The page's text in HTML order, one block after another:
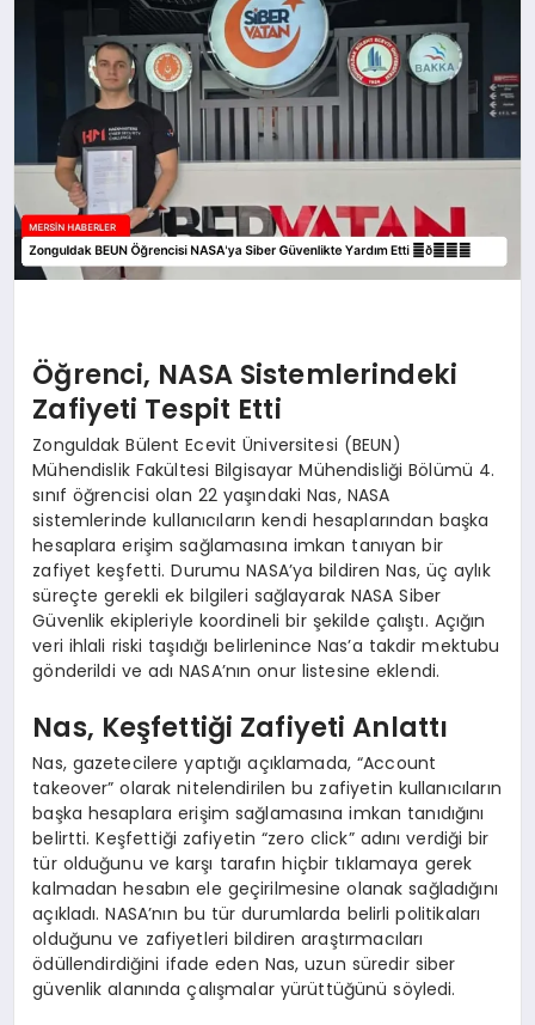
Öğrenci, NASA Sistemlerindeki
Zafiyeti Tespit Etti
Zonguldak Bülent Ecevit Üniversitesi (BEUN)
Mühendislik Fakültesi Bilgisayar Mühendisliği Bölümü 4.
sınıf öğrencisi olan 22 yaşındaki Nas, NASA
sistemlerinde kullanıcıların kendi hesaplarından başka
hesaplara erişim sağlamasına imkan tanıyan bir
zafiyet keşfetti. Durumu NASA’ya bildiren Nas, üç aylık
süreçte gerekli ek bilgileri sağlayarak NASA Siber
Güvenlik ekipleriyle koordineli bir şekilde çalıştı. Açığın
veri ihlali riski taşıdığı belirlenince Nas’a takdir mektubu
gönderildi ve adı NASA’nın onur listesine eklendi.
Nas, Keşfettiği Zafiyeti Anlattı
Nas, gazetecilere yaptığı açıklamada, “Account
takeover” olarak nitelendirilen bu zafiyetin kullanıcıların
başka hesaplara erişim sağlamasına imkan tanıdığını
belirtti. Keşfettiği zafiyetin “zero click” adını verdiği bir
tür olduğunu ve karşı tarafın hiçbir tıklamaya gerek
kalmadan hesabın ele geçirilmesine olanak sağladığını
açıkladı. NASA’nın bu tür durumlarda belirli politikaları
olduğunu ve zafiyetleri bildiren araştırmacıları
ödüllendirdiğini ifade eden Nas, uzun süredir siber
güvenlik alanında çalışmalar yürüttüğünü söyledi.